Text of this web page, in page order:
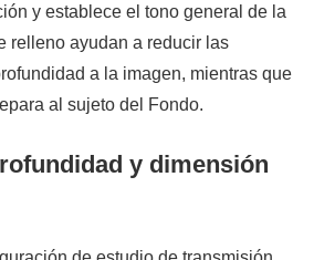
y establece el tono general de la
relleno ayudan a reducir las
a la imagen, mientras que
al sujeto del Fondo.
y dimensión